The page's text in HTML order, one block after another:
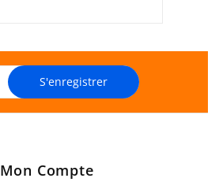
S'enregistrer
Mon Compte